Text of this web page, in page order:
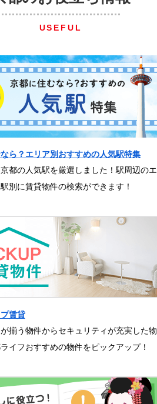
USEFUL
ら？エリア別おすすめの人気駅特集
都の人気駅を厳選しました！駅周辺のエ
別に賃貸物件の検索ができます！
賃貸
揃う物件からセキュリティが充実した物
イフおすすめの物件をピックアップ！